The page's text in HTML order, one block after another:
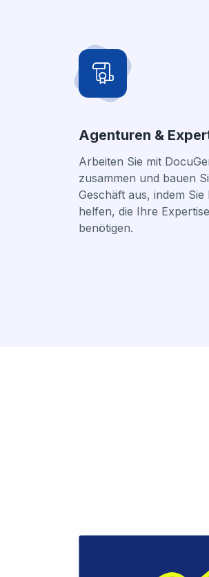
Agenturen &
Arbeiten Sie mit
zusammen und bauen
Geschäft aus, indem Sie
helfen, die Ihre Expertise
benötigen.